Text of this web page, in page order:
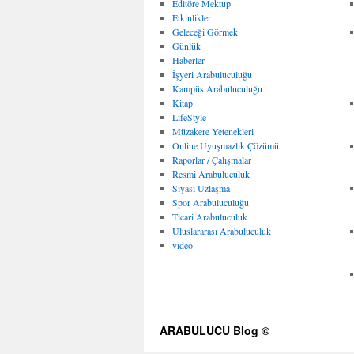
Editöre Mektup
Etkinlikler
Geleceği Görmek
Günlük
Haberler
İşyeri Arabuluculuğu
Kampüs Arabuluculuğu
Kitap
LifeStyle
Müzakere Yetenekleri
Online Uyuşmazlık Çözümü
Raporlar / Çalışmalar
Resmi Arabuluculuk
Siyasi Uzlaşma
Spor Arabuluculuğu
Ticari Arabuluculuk
Uluslararası Arabuluculuk
video
ARABULUCU Blog ©